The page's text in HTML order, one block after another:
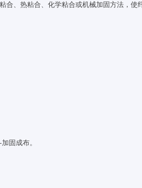
、热粘合、化学粘合或机械加固方法，使
固成布。